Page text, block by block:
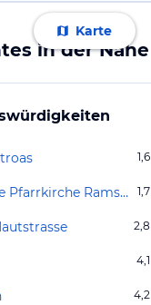
Karte
in der Nähe
1,6
Evangelische Pfarrkirche Ramsau 1,7
2,8
4,1
4,2